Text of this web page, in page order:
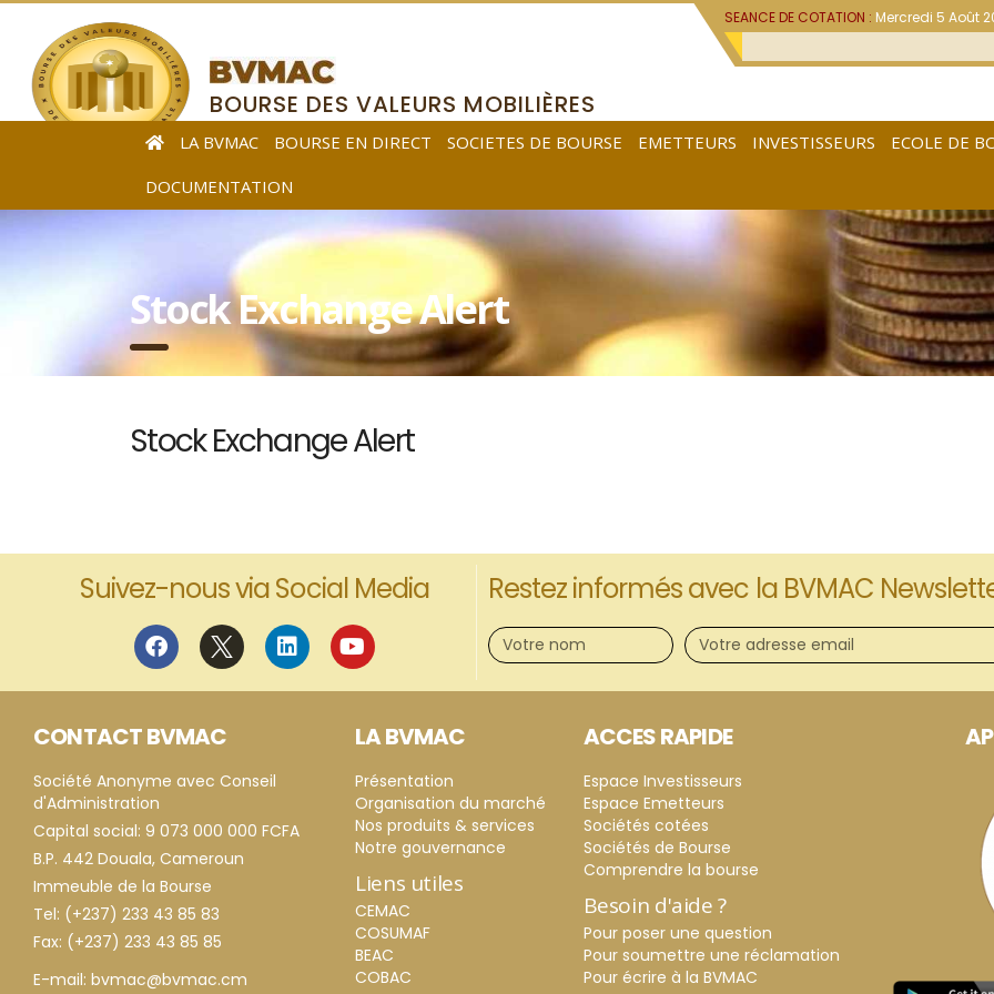
SEANCE DE COTATION :Mercredi 5 Août
BOURSE DES VALEURS MOBILIÈRES
DE L’AFRIQUE CENTRALE
LA BVMAC BOURSE EN DIRECT SOCIETES DE BOURSE EMETTEURS INVESTISSEURS ECOLE DE
DOCUMENTATION
Stock Exchange Alert
Stock Exchange Alert
Suivez-nous via Social Media Restez informés avec la BVMAC
CONTACT BVMAC
Société Anonyme avec Conseil
d'Administration
Capital social: 9 073 000 000 FCFA
B.P. 442 Douala, Cameroun
Immeuble de la Bourse
Tel: (+237) 233 43 85 83
Fax: (+237) 233 43 85 85
E-mail: bvmac@bvmac.cm
LA BVMAC
Présentation
Organisation du marché
Nos produits & services
Notre gouvernance
Liens utiles
CEMAC
COSUMAF
BEAC
COBAC
ACCES RAPIDE
Espace Investisseurs
Espace Emetteurs
Sociétés cotées
Sociétés de Bourse
Comprendre la bourse
Besoin d'aide ?
Pour poser une question
Pour soumettre une réclamation
Pour écrire à la BVMAC